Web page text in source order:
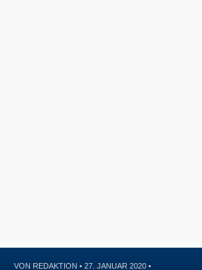
VON REDAKTION • 27. JANUAR 2020 •